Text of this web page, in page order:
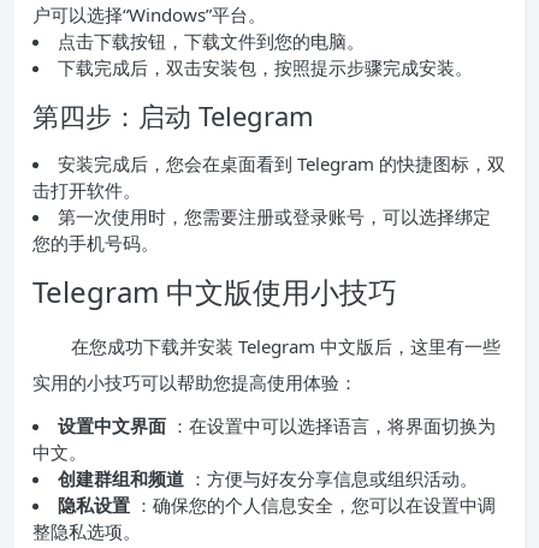
户可以选择“Windows”平台。
点击下载按钮，下载文件到您的电脑。
下载完成后，双击安装包，按照提示步骤完成安装。
第四步：启动 Telegram
安装完成后，您会在桌面看到 Telegram 的快捷图标，双
击打开软件。
第一次使用时，您需要注册或登录账号，可以选择绑定
您的手机号码。
Telegram 中文版使用小技巧
在您成功下载并安装 Telegram 中文版后，这里有一些
实用的小技巧可以帮助您提高使用体验：
设置中文界面 ：在设置中可以选择语言，将界面切换为
中文。
创建群组和频道 ：方便与好友分享信息或组织活动。
隐私设置 ：确保您的个人信息安全，您可以在设置中调
整隐私选项。